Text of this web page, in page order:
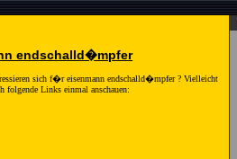
endschalld�mpfer
sich f�reisenmann endschalld�mpfer? Vielleicht
folgende Links einmal anschauen: